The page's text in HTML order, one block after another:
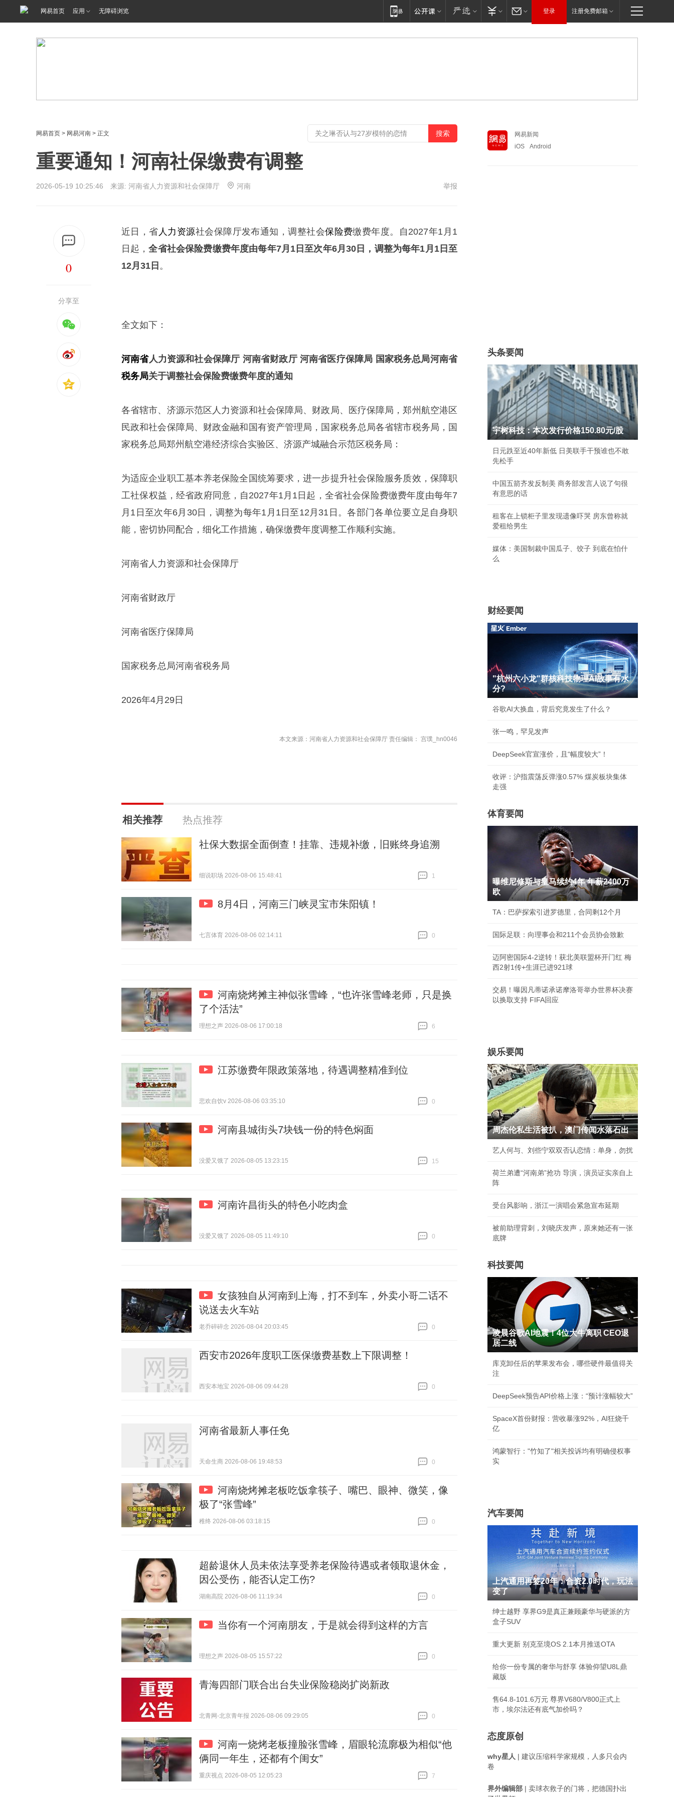
网易首页 应用 无障碍浏览 登录 注册免费邮箱
网易首页 > 网易河南 > 正文
重要通知！河南社保缴费有调整
2026-05-19 10:25:46 来源: 河南省人力资源和社会保障厅 河南 举报
0
分享至
近日，省 人力资源社会保障厅发布通知，调整社会保险费缴费年度。自2027年1月1
日起，全省社会保险费缴费年度由每年7月1日至次年6月30日，调整为每年1月1日至
12月31日 。
全文如下：
河南省人力资源和社会保障厅 河南省财政厅 河南省医疗保障局 国家税务总局河南省
税务局关于调整社会保险费缴费年度的通知
各省辖市、济源示范区人力资源和社会保障局、财政局、医疗保障局，郑州航空港区
民政和社会保障局、财政金融和国有资产管理局，国家税务总局各省辖市税务局，国
家税务总局郑州航空港经济综合实验区、济源产城融合示范区税务局：
为适应企业职工基本养老保险全国统筹要求，进一步提升社会保险服务质效，保障职
工社保权益，经省政府同意，自2027年1月1日起，全省社会保险费缴费年度由每年7
月1日至次年6月30日，调整为每年1月1日至12月31日。各部门各单位要立足自身职
能，密切协同配合，细化工作措施，确保缴费年度调整工作顺利实施。
河南省人力资源和社会保障厅
河南省财政厅
河南省医疗保障局
国家税务总局河南省税务局
2026年4月29日
本文来源：河南省人力资源和社会保障厅 责任编辑： 宫璞_hn0046
相关推荐 热点推荐
社保大数据全面倒查！挂靠、违规补缴，旧账终身追溯
细说职场 2026-08-06 15:48:41
1
8月4日，河南三门峡灵宝市朱阳镇！
七言体育 2026-08-06 02:14:11
0
河南烧烤摊主神似张雪峰，“也许张雪峰老师，只是换
了个活法”
理想之声 2026-08-06 17:00:18
6
江苏缴费年限政策落地，待遇调整精准到位
悲欢自饮v 2026-08-06 03:35:10
0
河南县城街头7块钱一份的特色焖面
没爱又饿了 2026-08-05 13:23:15
15
河南许昌街头的特色小吃肉盒
没爱又饿了 2026-08-05 11:49:10
0
女孩独自从河南到上海，打不到车，外卖小哥二话不
说送去火车站
老乔碎碎念 2026-08-04 20:03:45
0
西安市2026年度职工医保缴费基数上下限调整！
西安本地宝 2026-08-06 09:44:28
0
河南省最新人事任免
天命生商 2026-08-06 19:48:53
0
河南烧烤摊老板吃饭拿筷子、嘴巴、眼神、微笑，像
极了“张雪峰”
稚终 2026-08-06 03:18:15
0
超龄退休人员未依法享受养老保险待遇或者领取退休金，
因公受伤，能否认定工伤?
湖南高院 2026-08-06 11:19:34
0
当你有一个河南朋友，于是就会得到这样的方言
理想之声 2026-08-05 15:57:22
0
青海四部门联合出台失业保险稳岗扩岗新政
北青网-北京青年报 2026-08-06 09:29:05
0
河南一烧烤老板撞脸张雪峰，眉眼轮流廓极为相似“他
俩同一年生，还都有个闺女”
重庆视点 2026-08-05 12:05:23
7
网易新闻
iOS
Android
头条要闻
宇树科技：本次发行价格150.80元/股
日元跌至近40年新低 日美联手干预谁也不敢
先松手
中国五箭齐发反制美 商务部发言人说了句很
有意思的话
租客在上锁柜子里发现遗像吓哭 房东曾称就
爱租给男生
媒体：美国制裁中国瓜子、饺子 到底在怕什
么
财经要闻
"杭州六小龙"群核科技物理AI故事有水
分?
谷歌AI大换血，背后究竟发生了什么？
张一鸣，罕见发声
DeepSeek官宣涨价，且“幅度较大”！
收评：沪指震荡反弹涨0.57% 煤炭板块集体
走强
体育要闻
曝维尼修斯与皇马续约4年 年薪2400万
欧
TA：巴萨探索引进罗德里，合同剩12个月
国际足联：向理事会和211个会员协会致歉
迈阿密国际4-2逆转！获北美联盟杯开门红 梅
西2射1传+生涯已进921球
交易！曝因凡蒂诺承诺摩洛哥举办世界杯决赛
以换取支持 FIFA回应
娱乐要闻
周杰伦私生活被扒，澳门传闻水落石出
艺人何与、刘些宁双双否认恋情：单身，勿扰
荷兰弟遭“河南弟”抢功 导演，演员证实亲自上
阵
受台风影响，浙江一演唱会紧急宣布延期
被前助理背刺，刘晓庆发声，原来她还有一张
底牌
科技要闻
凌晨谷歌AI地震！4位大牛离职 CEO退
居二线
库克卸任后的苹果发布会，哪些硬件最值得关
注
DeepSeek预告API价格上涨：“预计涨幅较大”
SpaceX首份财报：营收暴涨92%，AI狂烧千
亿
鸿蒙智行："竹知了"相关投诉均有明确侵权事
实
汽车要闻
上汽通用再签20年：合资2.0时代，玩法
变了
绅士越野 享界G9是真正兼顾豪华与硬派的方
盒子SUV
重大更新 别克至境OS 2.1本月推送OTA
给你一份专属的奢华与舒享 体验仰望U8L鼎
藏版
售64.8-101.6万元 尊界V680/V800正式上
市，埃尔法还有底气加价吗？
态度原创
why星人 | 建议压缩科学家规模，人多只会内
卷
界外编辑部 | 卖球衣救子的门将，把德国扑出